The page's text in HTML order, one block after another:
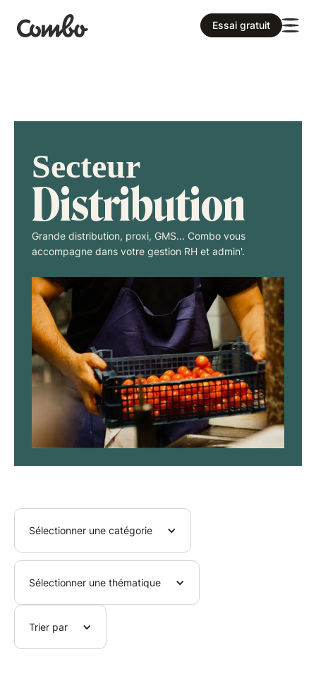
Essai gratuit
Secteur
Distribution
Grande distribution, proxi, GMS... Combo vous
accompagne dans votre gestion RH et admin'.
Sélectionner une catégorie
Sélectionner une thématique
Trier par